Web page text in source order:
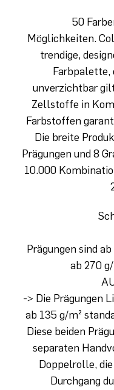
50
Möglichkeiten.
trendige,
Farbpalette,
unverzichtbar
Zellstoffe in
Farbstoffen
Die breite
Prägungen und 8
10.000
Prägungen sind
ab 270
-> Die Prägungen
ab 135 g/m²
Diese beiden
separaten
Doppelrolle,
Durchgang